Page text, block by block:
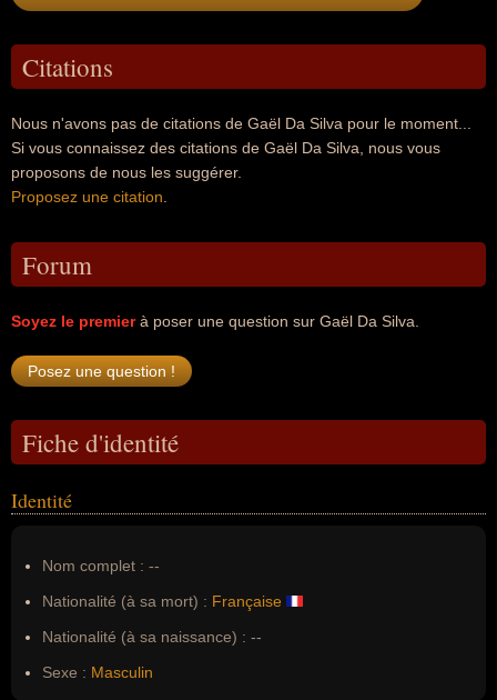
Citations
Nous n'avons pas de citations de Gaël Da Silva pour le moment...
Si vous connaissez des citations de Gaël Da Silva, nous vous
proposons de nous les suggérer.
Proposez une citation
Forum
Soyez le premierà poser une question sur Gaël Da Silva.
Fiche d'identité
Identité
Nom complet : --
Nationalité (à sa mort) : Française
Nationalité (à sa naissance) : --
Sexe : Masculin